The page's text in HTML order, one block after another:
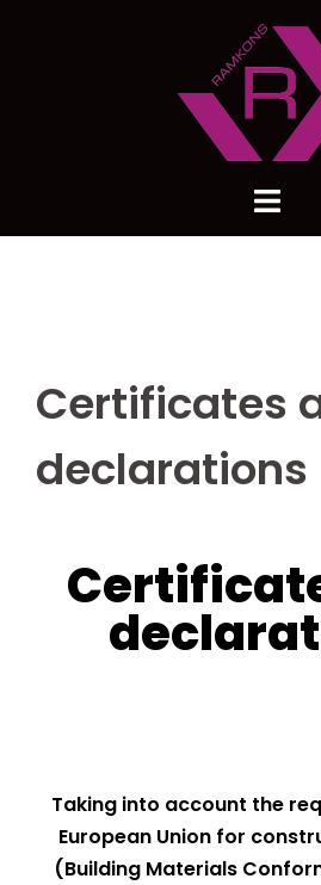
Certificates
declarations
Taking into account the
European Union for
(Building Materials